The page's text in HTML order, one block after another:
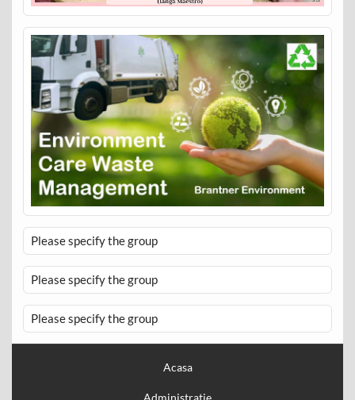
Please specify the group
Please specify the group
Please specify the group
Acasa
Administratie